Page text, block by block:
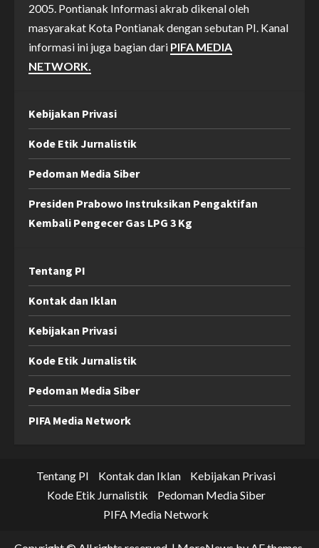
2005. Pontianak Informasi akrab dikenal oleh
masyarakat Kota Pontianak dengan sebutan PI. Kanal
informasi ini juga bagian dari PIFA MEDIA
NETWORK.
Kebijakan Privasi
Kode Etik Jurnalistik
Pedoman Media Siber
Presiden Prabowo Instruksikan Pengaktifan
Kembali Pengecer Gas LPG 3 Kg
Tentang PI
Kontak dan Iklan
Kebijakan Privasi
Kode Etik Jurnalistik
Pedoman Media Siber
PIFA Media Network
Tentang PI Kontak dan Iklan
Kebijakan Privasi
Kode Etik Jurnalistik
Pedoman Media Siber
PIFA Media Network